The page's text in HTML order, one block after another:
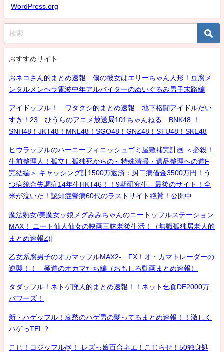
WordPress.org
おすすめサイト
おネコさん的まとめ速報 僕の彼女はエリーちゃん人形！豆腐メ
ンタルメンヘラ電波中年アルバイターのぬいぐるみ男子末路編
アイドッフル！ ワタクシ的まとめ速報 地下格闘アイドルだい
すき！23 ひうらのアニメ放送局101ちゃんねる BNK48 ！
SNH48！JKT48！MNL48！SGO48！GNZ48！STU48！SKE48
ヒウラッフルのハーニーフィニッシュゴミ屋敷補完計画 ＜必殺！
生前整理人！孤立し孤独死からの～特殊清掃・遺品整理への道F
完結編＞ キャッシング計1500万返済：厨二病借金3500万円！う
つ病統合失調症14年生HKT46！！9期研究生、最後のサイト！全
米が泣いた！認知症鬱病60代のラストサイト絶賛！公開中
魔法熟女/美魔女ッ娘メグみみちゃんのニートッフルステーション
MAX！ ニート仙人仙女の映画三昧老後生活！（無職孤独居老人的
まとめ速報Z)]
乙女系腐男子のオカマッフルMAX2- FX！オ・カマトレーダーの
逆襲！！ 極道のオカマたち編（おもしろ動画まとめ速報）
タダッフル！ネトゲ廃人的まとめ速報！！ネット乞食DE2000万
パワーズ！
新・ハゲッフル！哀愁のハゲ男の髪ってるまとめ速報！！激しく
ハゲっTEL？
こじ！コジッフル@！-レズっ娘百合ネエ！こじらせ！50独身処